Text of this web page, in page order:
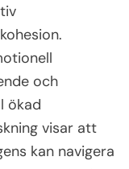
och
ökad
visar att
kan navigera